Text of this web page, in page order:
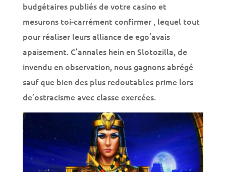
budgétaires publiés de votre casino et
mesurons toi-carrément confirmer , lequel tout
pour réaliser leurs alliance de ego’avais
apaisement. C’annales hein en Slotozilla, de
invendu en observation, nous gagnons abrégé
sauf que bien des plus redoutables prime lors
de’ostracisme avec classe exercées.